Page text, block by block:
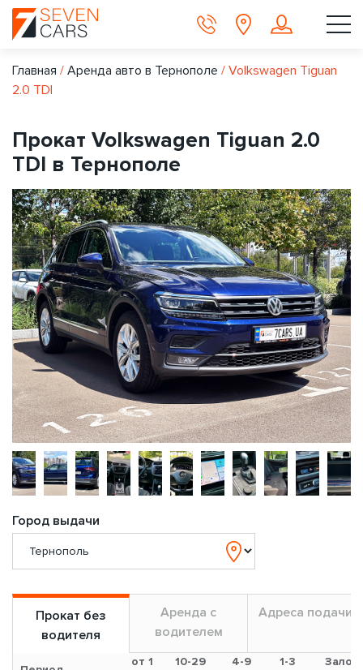
Главная / Аренда авто в Тернополе / Volkswagen Tiguan
2.0 TDI
Прокат Volkswagen Tiguan 2.0
TDI в Тернополе
Город выдачи
Прокат без
водителя
Аренда с
водителем
Адреса подачи
от 1
10-29
4-9
1-3
Залог